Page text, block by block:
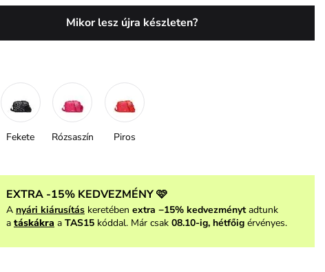
Mikor lesz újra készleten?
Fekete Rózsaszín Piros
EXTRA -15% KEDVEZMÉNY 🩷
A nyári kiárusítás keretében extra −15% kedvezménytadtunk
a táskákra a TAS15kóddal. Már csak08.10-ig, hétfőigérvényes.